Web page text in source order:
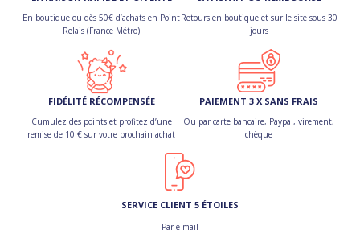
En boutique ou dès 50€ d’achats en Point
Relais (France Métro)
Retours en boutique et sur le site sous 30
jours
FIDÉLITÉ RÉCOMPENSÉE
Cumulez des points et profitez d’une
remise de 10 € sur votre prochain achat
PAIEMENT 3 X SANS FRAIS
Ou par carte bancaire, Paypal, virement,
chèque
SERVICE CLIENT 5 ÉTOILES
Par e-mail